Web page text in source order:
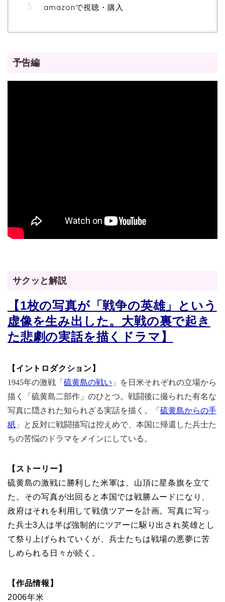
amazonで視聴・購入
予告編
サクッと解説
【1枚の写真が「戦争の英雄」という
虚像を生み出した。大戦の裏で起き
た悲劇の実話を描くドラマ】
【イントロダクション】
1945年の激戦「 硫黄島の戦い 」を日米それぞれの立場から
描く「硫黄島二部作」のひとつ。戦闘後に撮られた有名な
写真に隠された知られざる実話を描く。「 硫黄島からの手
紙 」と反対に戦闘描写は控えめで、本国に帰還した兵士た
ちの苦悩のドラマをメインにしている。
【ストーリー】
硫黄島の激戦に勝利した米軍は、山頂に星条旗を立て
た。その写真が出回ると本国では戦勝ムードになり、
政府はそれを利用して戦債ツアーを計画。写真に写っ
た兵士3人は半ば強制的にツアーに駆り出され英雄とし
て祭り上げられていくが、兵士たちは戦場の悪夢に苦
しめられる日々が続く。
【作品情報】
2006年米